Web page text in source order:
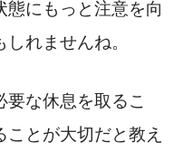
にもっと注意を向
れませんね。
要な休息を取るこ
とが大切だと教え